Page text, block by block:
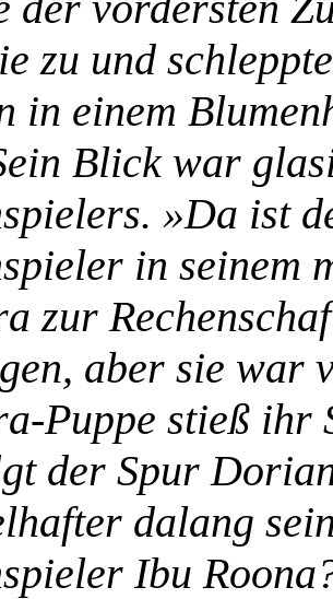
zu und
in einem
Blick war
»Da ist
in seinem
zur
aber sie war
Puppe stieß ihr
der Spur
dalang
Ibu